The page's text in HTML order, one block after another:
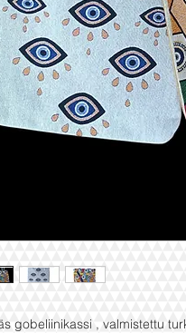
gobeliinikassi , valmistettu